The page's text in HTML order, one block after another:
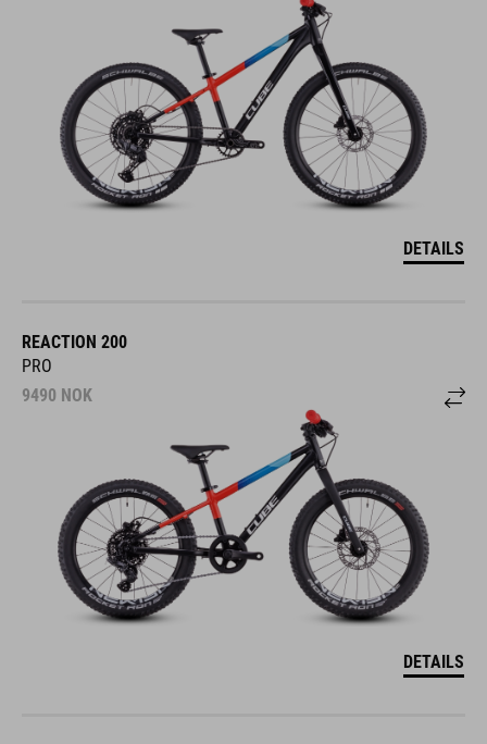
DETAILS
REACTION 200
PRO
9490 NOK
DETAILS